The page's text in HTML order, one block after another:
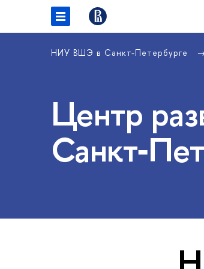
НИУ ВШЭ в Санкт-Петербурге
Центр